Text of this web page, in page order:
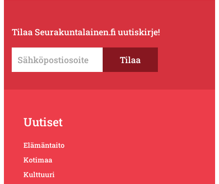
Tilaa Seurakuntalainen.fi uutiskirje!
Uutiset
Elämäntaito
Kotimaa
Kulttuuri